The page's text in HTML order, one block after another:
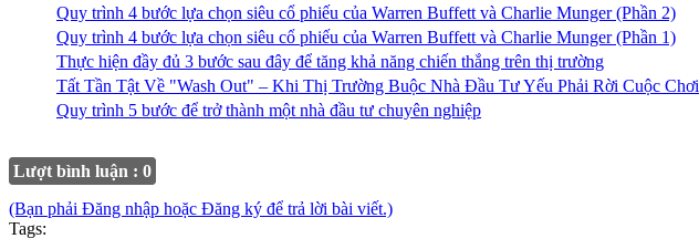
Quy trình 4 bước lựa chọn siêu cổ phiếu của Warren Buffett và Charlie Munger (Phần 2)
Quy trình 4 bước lựa chọn siêu cổ phiếu của Warren Buffett và Charlie Munger (Phần 1)
Thực hiện đầy đủ 3 bước sau đây để tăng khả năng chiến thắng trên thị trường
Tất Tần Tật Về "Wash Out" – Khi Thị Trường Buộc Nhà Đầu Tư Yếu Phải Rời Cuộc Chơi
Quy trình 5 bước để trở thành một nhà đầu tư chuyên nghiệp
Lượt bình luận : 0
(Bạn phải Đăng nhập hoặc Đăng ký để trả lời bài viết.)
Tags: